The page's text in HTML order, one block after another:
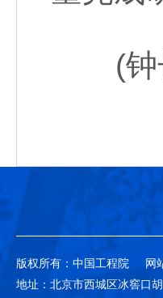
(钟
版权所有：中国工程院 网
地址：北京市西城区冰窖口